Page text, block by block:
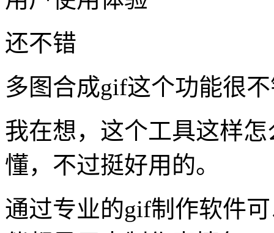
还不错
多图合成gif这个功能很
我在想，这个工具这样
懂，不过挺好用的。
通过专业的gif制作软件